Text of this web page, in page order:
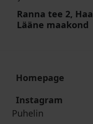
Ranna tee 2,
Lääne maakond
Homepage
Instagram
Puhelin